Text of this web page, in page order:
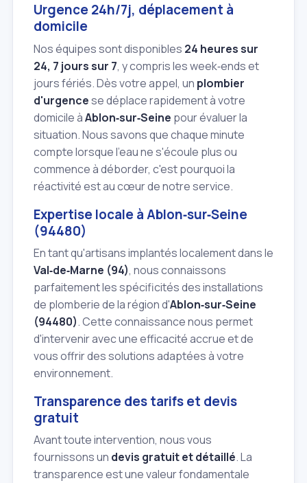
Urgence 24h/7j, déplacement à
domicile
Nos équipes sont disponibles 24 heures sur
24, 7 jours sur 7, y compris les week‑ends et
jours fériés. Dès votre appel, un plombier
d'urgencese déplace rapidement à votre
domicile àAblon‑sur‑Seine pour évaluer la
situation. Nous savons que chaque minute
compte lorsque l'eau ne s'écoule plus ou
commence à déborder, c'est pourquoi la
réactivité est au cœur de notre service.
Expertise locale à Ablon‑sur‑Seine
(94480)
En tant qu'artisans implantés localement dans le
Val‑de‑Marne (94), nous connaissons
parfaitement les spécificités des installations
de plomberie de la région d'Ablon‑sur‑Seine
(94480). Cette connaissance nous permet
d'intervenir avec une efficacité accrue et de
vous offrir des solutions adaptées à votre
environnement.
Transparence des tarifs et devis
gratuit
Avant toute intervention, nous vous
fournissons un devis gratuit et détaillé. La
transparence est une valeur fondamentale